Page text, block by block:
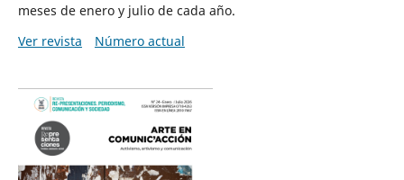
meses de enero y julio de cada año.
Ver revista
Número actual